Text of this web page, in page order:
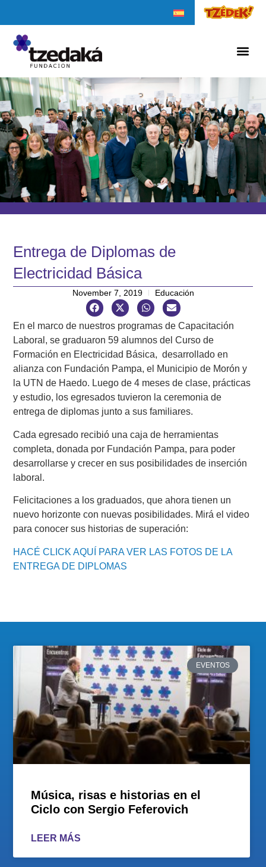
Entrega de Diplomas de
Electricidad Básica
November 7, 2019 Educación
En el marco de nuestros programas de Capacitación
Laboral, se graduaron 59 alumnos del Curso de
Formación en Electricidad Básica, desarrollado en
alianza con Fundación Pampa, el Municipio de Morón y
la UTN de Haedo. Luego de 4 meses de clase, prácticas
y estudio, los egresados tuvieron la ceremonia de
entrega de diplomas junto a sus familiares.
Cada egresado recibió una caja de herramientas
completa, donada por Fundación Pampa, para poder
desarrollarse y crecer en sus posibilidades de inserción
laboral.
Felicitaciones a los graduados, que ahora tienen un
nuevo horizonte con nuevas posibilidades. Mirá el video
para conocer sus historias de superación:
HACÉ CLICK AQUÍ PARA VER LAS FOTOS DE LA
ENTREGA DE DIPLOMAS
EVENTOS
Música, risas e historias en el
Ciclo con Sergio Feferovich
LEER MÁS